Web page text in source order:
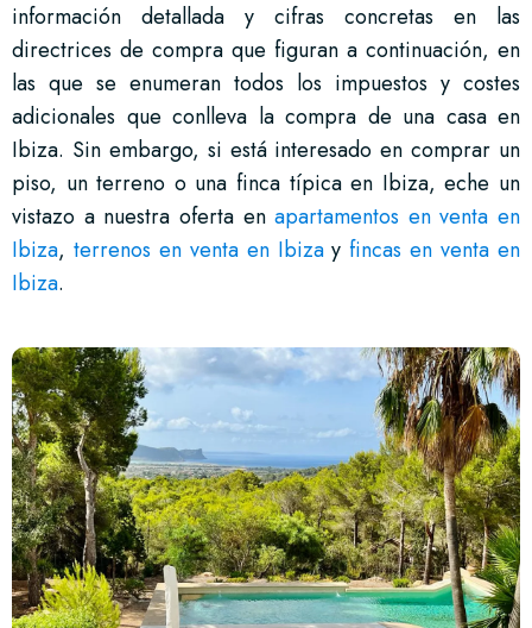
información detallada y cifras concretas en las
directrices de compra que figuran a continuación, en
las que se enumeran todos los impuestos y costes
adicionales que conlleva la compra de una casa en
Ibiza. Sin embargo, si está interesado en comprar un
piso, un terreno o una finca típica en Ibiza, eche un
vistazo a nuestra oferta enapartamentos en venta en
Ibiza, terrenos en venta en Ibizayfincas en venta en
Ibiza.